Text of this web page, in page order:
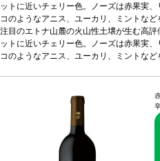
ットに近いチェリー色。ノーズは赤果実
コのようなアニス、ユーカリ、ミントな
トラクチャーが広がり、心地良い余韻が
カレーゼ 100% 認証EQUALITAS認証*本
あり価格が同様の場合は自動的に次のヴ
注目のエトナ山麓の火山性土壌が生む高評
ットに近いチェリー色。ノーズは赤果実
コのようなアニス、ユーカリ、ミントな
あり価格が同様の場合は自動的に次のヴ